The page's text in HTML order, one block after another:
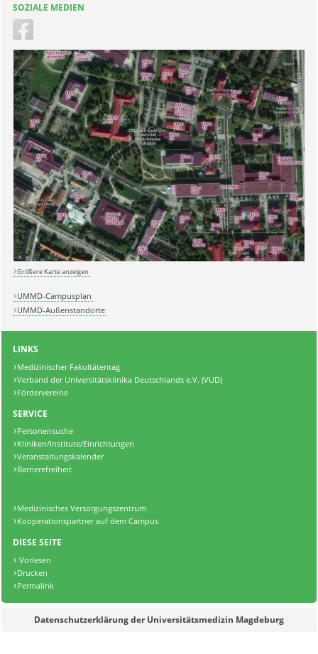
SOZIALE MEDIEN
Größere Karte anzeigen
UMMD-Campusplan
UMMD-Außenstandorte
LINKS
Medizinischer Fakultätentag
Verband der Universitätsklinika Deutschlands e.V. (VUD)
Fördervereine
SERVICE
Personensuche
Kliniken/Institute/Einrichtungen
Veranstaltungskalender
Barrierefreiheit
Medizinisches Versorgungszentrum
Kooperationspartner auf dem Campus
DIESE SEITE
Vorlesen
Drucken
Permalink
Datenschutzerklärung der Universitätsmedizin Magdeburg